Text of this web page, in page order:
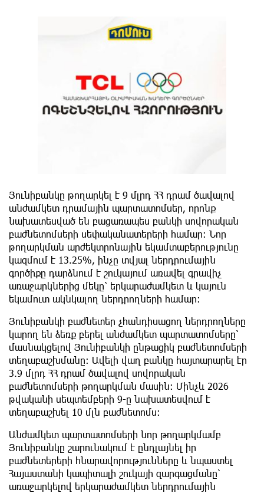
Յունիբանկը թողարկել է 9 մլրդ ՀՀ դրամ ծավալով
անժամկետ դրամային պարտատոմսեր, որոնք
նախատեսված են բացառապես բանկի սովորական
բաժնետոմսերի սեփականատերերի համար։ Նոր
թողարկման արժեկտրոնային եկամտաբերությունը
կազմում է 13.25%, ինչը տվյալ ներդրումային
գործիքը դարձնում է շուկայում առավել գրավիչ
առաջարկներից մեկը՝ երկարաժամկետ և կայուն
եկամուտ ակնկալող ներդրողների համար։
Յունիբանկի բաժնետեր չհանդիսացող ներդրողները
կարող են ձեռք բերել անժամկետ պարտատոմսերը՝
մասնակցելով Յունիբանկի ընթացիկ բաժնետոմսերի
տեղաբաշխմանը։ Ավելի վաղ բանկը հայտարարել էր
3.9 մլրդ ՀՀ դրամ ծավալով սովորական
բաժնետոմսերի թողարկման մասին։ Մինչև 2026
թվականի սեպտեմբերի 9-ը նախատեսվում է
տեղաբաշխել 10 մլն բաժնետոմս։
Անժամկետ պարտատոմսերի նոր թողարկմամբ
Յունիբանկը շարունակում է ընդլայնել իր
բաժնետերերի հնարավորությունները և նպաստել
Հայաստանի կապիտալի շուկայի զարգացմանը՝
առաջարկելով երկարաժամկետ ներդրումային